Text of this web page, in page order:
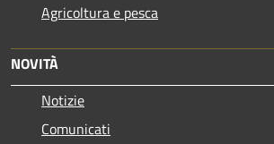
Agricoltura e pesca
NOVITÀ
Notizie
Comunicati